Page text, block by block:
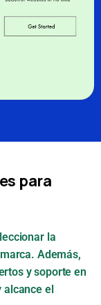
para
la
Además,
y soporte en
el